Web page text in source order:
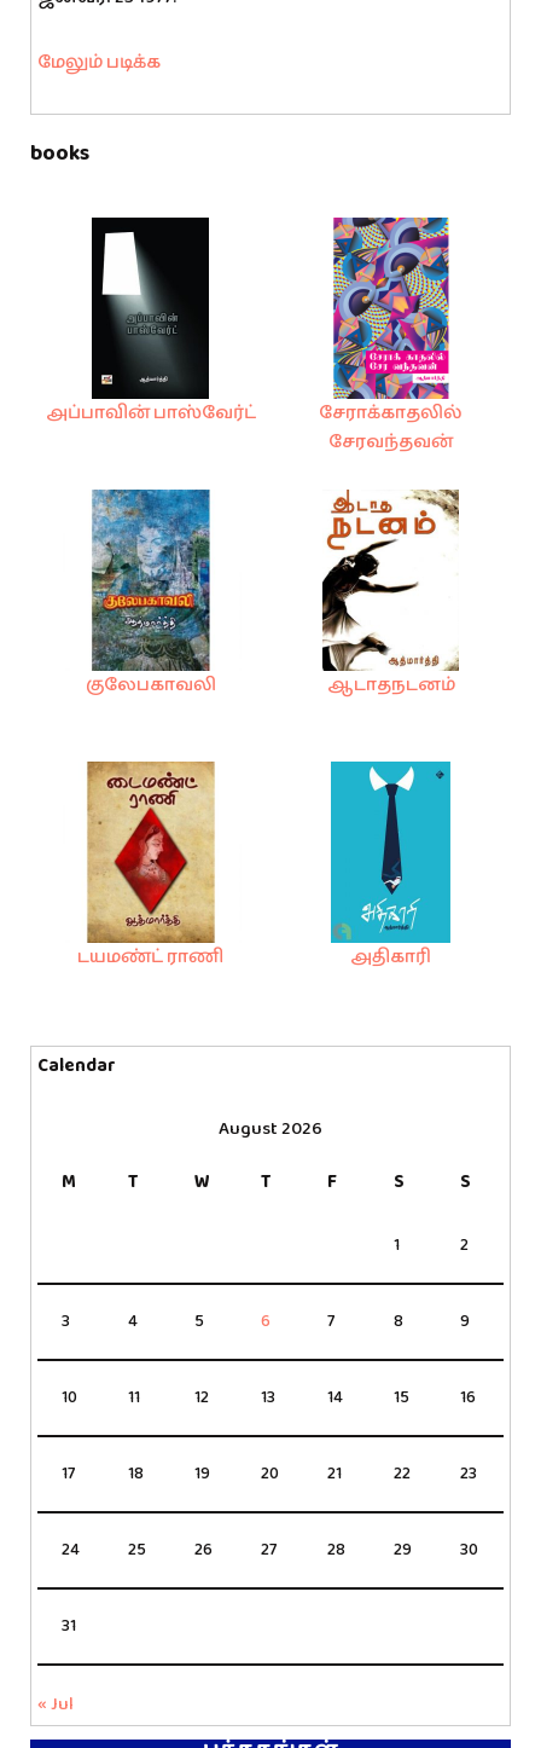
மேலும் படிக்க
books
அப்பாவின் பாஸ்வேர்ட்
சேராக்காதலில்
சேரவந்தவன்
குலேபகாவலி ஆடாதநடனம்
டயமண்ட் ராணி அதிகாரி
Calendar
August 2026
M
T W T F S S
1 2
3 4 5 6 7 8 9
10 11 12 13 14 15 16
17 18 19 20 21 22 23
24 25 26 27 28 29 30
31
« Jul